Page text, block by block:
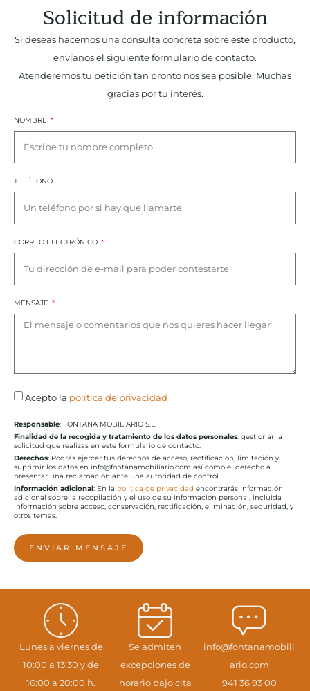
Solicitud de información
Si deseas hacernos una consulta concreta sobre este producto,
envíanos el siguiente formulario de contacto.
Atenderemos tu petición tan pronto nos sea posible. Muchas
gracias por tu interés.
NOMBRE
TELÉFONO
CORREO ELECTRÓNICO
MENSAJE
Acepto la política de privacidad
Responsable: FONTANA MOBILIARIO S.L.
Finalidad de la recogida y tratamiento de los datos personales: gestionar la
solicitud que realizas en este formulario de contacto.
Derechos: Podrás ejercer tus derechos de acceso, rectificación, limitación y
suprimir los datos en info@fontanamobiliario.com así como el derecho a
presentar una reclamación ante una autoridad de control.
Información adicional: En la política de privacidad encontrarás información
adicional sobre la recopilación y el uso de su información personal, incluida
información sobre acceso, conservación, rectificación, eliminación, seguridad, y
otros temas.
ENVIAR MENSAJE
Lunes a viernes de
10:00 a 13:30 y de
16:00 a 20:00 h.
Se admiten
excepciones de
horario bajo cita
info@fontanamobili
ario.com
941 36 93 00